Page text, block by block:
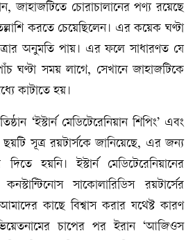
জাহাজটিতে চোরাচালানের পণ্য রয়েছে
করতে চেয়েছিলেন। এর কয়েক ঘণ্টা
অনুমতি পায়। এর ফলে সাধারণত যে
ঘণ্টা সময় লাগে, সেখানে জাহাজটিকে
কাটাতে হয়।
‘ইস্টার্ন মেডিটেরেনিয়ান শিপিং’ এবং
সূত্র রয়টার্সকে জানিয়েছে, এর জন্য
হয়নি। ইস্টার্ন মেডিটেরেনিয়ানের
সাকোলারিডিস রয়টার্সের
কাছে বিশ্বাস করার যথেষ্ট কারণ
চাপের পর ইরান ‘আজিওস